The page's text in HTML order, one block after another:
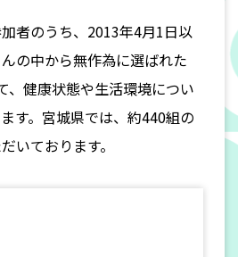
者のうち、2013年4月1日以
の中から無作為に選ばれた
、健康状態や生活環境につい
す。宮城県では、約440組の
いております。